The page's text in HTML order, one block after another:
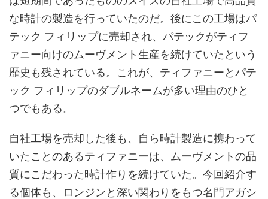
な時計の製造を行っていたのだ。後にこの工場はパ
テック フィリップに売却され、パテックがティフ
ァニー向けのムーヴメント生産を続けていたという
歴史も残されている。これが、ティファニーとパテ
ック フィリップのダブルネームが多い理由のひと
つでもある。
自社工場を売却した後も、自ら時計製造に携わって
いたことのあるティファニーは、ムーヴメントの品
質にこだわった時計作りを続けていた。今回紹介す
る個体も、ロンジンと深い関わりをもつ名門アガシ